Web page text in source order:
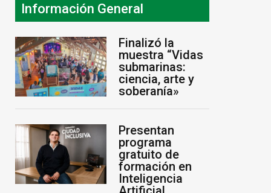
Información General
Finalizó la
muestra “Vidas
submarinas:
ciencia, arte y
soberanía»
Presentan
programa
gratuito de
formación en
Inteligencia